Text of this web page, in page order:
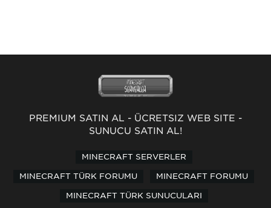
PREMİUM SATIN AL - ÜCRETSİZ WEB SİTE -
SUNUCU SATIN AL!
MINECRAFT SERVERLER
MINECRAFT TÜRK FORUMU MINECRAFT FORUMU
MINECRAFT TÜRK SUNUCULARI